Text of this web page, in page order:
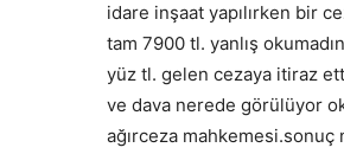
idare inşaat yapılırken bir
tam 7900 tl. yanlış
yüz tl. gelen cezaya itiraz
ve dava nerede görülüyor
ağırceza